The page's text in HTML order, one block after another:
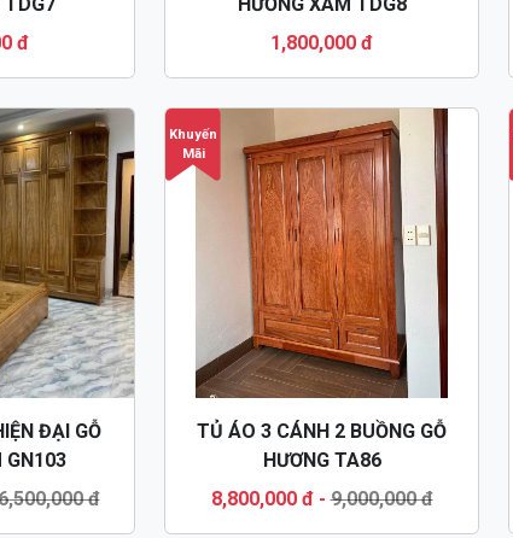
đ
1,800,000 đ
ĐẠI GỖ
GN103
đ
Khuyến
Mãi
TỦ ÁO 3 CÁNH 2 BUỒNG GỖ
HƯƠNG TA86
8,800,000 đ-9,000,000 đ